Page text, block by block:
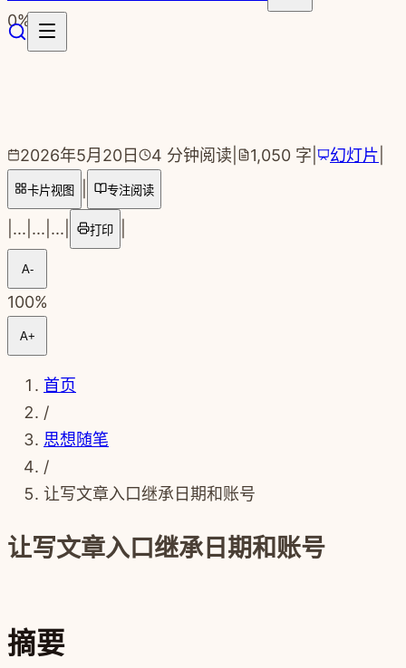
跳转到主要内容
0%
2026年5月20日 4 分钟阅读 1,050 字 幻灯片
卡片视图 专注阅读
... ... ... 打印
A-
100%
A+
首页
/
思想随笔
/
让写文章入口继承日期和账号
让写文章入口继承日期和账号
摘要